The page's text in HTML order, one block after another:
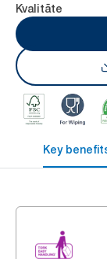
Kvalitāte
Key